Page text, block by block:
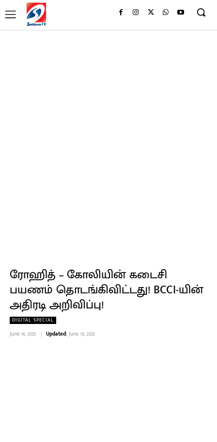
ரோஹித் – கோலியின் கடைசி
பயணம் தொடங்கிவிட்டது! BCCI-யின்
அதிரடி அறிவிப்பு!
DIGITAL SPECIAL
June 16, 2025 Updated: June 16, 2025